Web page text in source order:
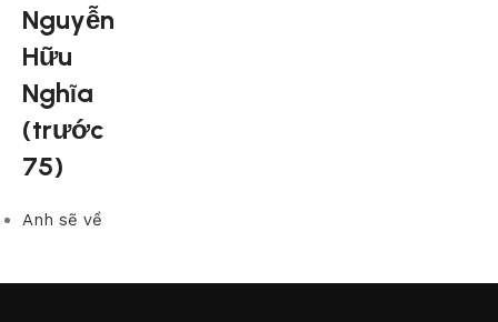
Nguyễn
Hữu
Nghĩa
(trước
75)
Anh sẽ về